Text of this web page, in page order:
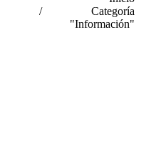
Categoría
"Información"